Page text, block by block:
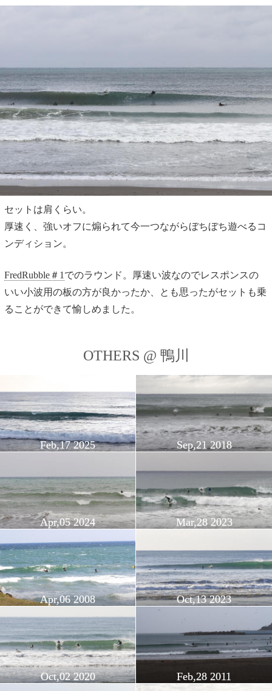
セットは肩くらい。
厚速く、強いオフに煽られて今一つながらぼちぼち遊べるコ
ンディション。
FredRubble＃1 でのラウンド。厚速い波なのでレスポンスの
いい小波用の板の方が良かったか、とも思ったがセットも乗
ることができて愉しめました。
OTHERS @ 鴨川
Feb,17 2025 Sep,21 2018
Apr,05 2024 Mar,28 2023
Apr,06 2008 Oct,13 2023
Oct,02 2020 Feb,28 2011